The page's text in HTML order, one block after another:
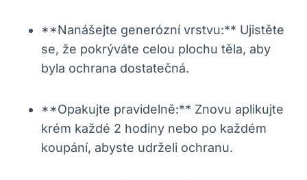
**Nanášejte generózní vrstvu:** Ujistěte
se, že pokrýváte celou plochu těla, aby
byla ochrana dostatečná.
**Opakujte pravidelně:** Znovu aplikujte
krém každé 2 hodiny nebo po každém
koupání, abyste udrželi ochranu.